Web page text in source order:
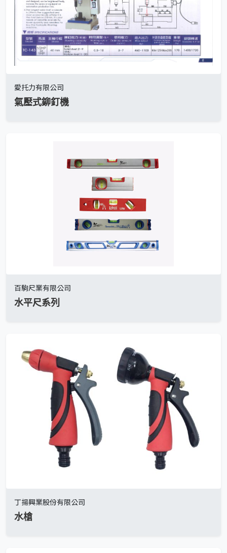
愛托力有限公司
氣壓式鉚釘機
百駒尺業有限公司
水平尺系列
丁揚興業股份有限公司
水槍